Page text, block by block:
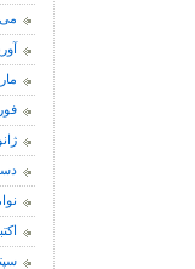
می 2016
اکتبر